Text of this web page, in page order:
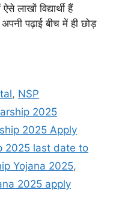
लाखों विद्यार्थी हैं
पढ़ाई बीच में ही छोड़
, NSP
2025
2025 Apply
2025 last date to
Yojana 2025,
2025 apply